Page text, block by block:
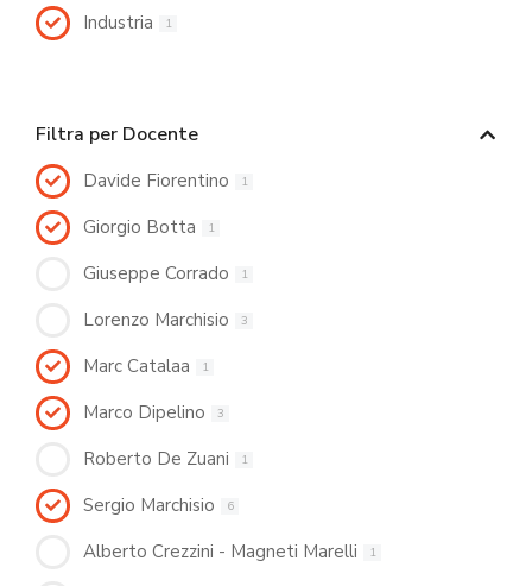
Industria 1
Filtra per Docente
Davide Fiorentino 1
Giorgio Botta 1
Giuseppe Corrado 1
Lorenzo Marchisio 3
Marc Catalaa 1
Marco Dipelino 3
Roberto De Zuani 1
Sergio Marchisio 6
Alberto Crezzini - Magneti Marelli 1